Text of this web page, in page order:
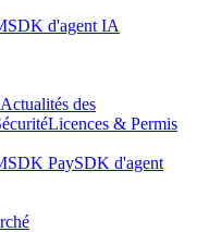
SDK d'agent IA
Actualités des
Licences & Permis
SDK PaySDK d'agent